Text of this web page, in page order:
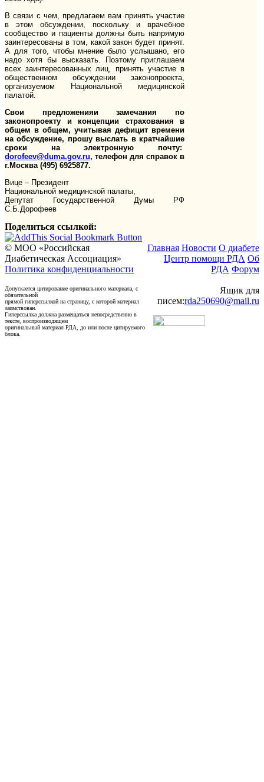
В связи с чем, предлагаем вам принять участие
в этом обсуждении, поскольку и врачебное
сообщество и пациенты должны быть напрямую
заинтересованы в том, какой закон будет принят.
А для того, чтобы мнение было услышано, его
надо хотя бы высказать. Поэтому приглашаем
всех заинтересованных лиц, принять участие в
общественном обсуждении законопроекта,
организуемом Национальной медицинской
палатой.
Свои предложенияи замечания по
законопроекту и концепции страхования в
общем в общем, учитывая дефицит времени
на обсуждение, прошу выслать в кратчайшие
сроки на электронную почту:
dorofeev@duma.gov.ru, телефон для справок в
г.Москва (495) 6925877.
Вице – Президент
Национальной медицинской палаты,
Депутат Государственной Думы РФ
С.Б.Дорофеев
Поделиться ссылкой:
© МОО «Российская
Диабетическая Ассоциация»
Политика конфиденциальности
Допускается цитирование оригинального материала, с
обязательной
прямой гиперссылкой на страницу, с которой материал
заимствован.
Гиперссылка должна размещаться непосредственно в
тексте, воспроизводящем
оригинальный материал РДА, до или после цитируемого
блока.
Главная Новости О диабете
Центр помощи РДА Об
РДА Форум
Ящик для
писем:rda250690@mail.ru